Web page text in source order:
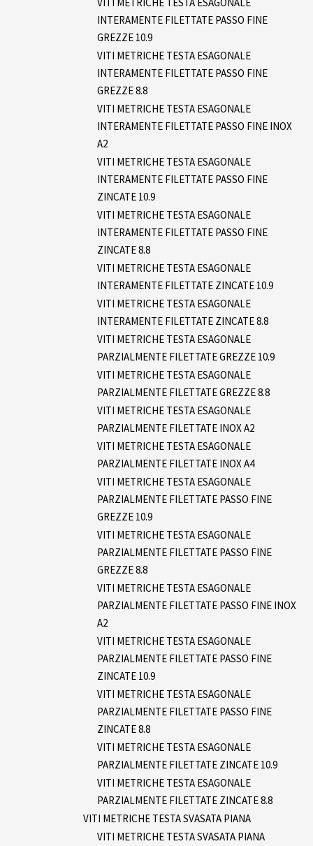
INTERAMENTE FILETTATE PASSO FINE
GREZZE 10.9
VITI METRICHE TESTA ESAGONALE
INTERAMENTE FILETTATE PASSO FINE
GREZZE 8.8
VITI METRICHE TESTA ESAGONALE
INTERAMENTE FILETTATE PASSO FINE INOX
A2
VITI METRICHE TESTA ESAGONALE
INTERAMENTE FILETTATE PASSO FINE
ZINCATE 10.9
VITI METRICHE TESTA ESAGONALE
INTERAMENTE FILETTATE PASSO FINE
ZINCATE 8.8
VITI METRICHE TESTA ESAGONALE
INTERAMENTE FILETTATE ZINCATE 10.9
VITI METRICHE TESTA ESAGONALE
INTERAMENTE FILETTATE ZINCATE 8.8
VITI METRICHE TESTA ESAGONALE
PARZIALMENTE FILETTATE GREZZE 10.9
VITI METRICHE TESTA ESAGONALE
PARZIALMENTE FILETTATE GREZZE 8.8
VITI METRICHE TESTA ESAGONALE
PARZIALMENTE FILETTATE INOX A2
VITI METRICHE TESTA ESAGONALE
PARZIALMENTE FILETTATE INOX A4
VITI METRICHE TESTA ESAGONALE
PARZIALMENTE FILETTATE PASSO FINE
GREZZE 10.9
VITI METRICHE TESTA ESAGONALE
PARZIALMENTE FILETTATE PASSO FINE
GREZZE 8.8
VITI METRICHE TESTA ESAGONALE
PARZIALMENTE FILETTATE PASSO FINE INOX
A2
VITI METRICHE TESTA ESAGONALE
PARZIALMENTE FILETTATE PASSO FINE
ZINCATE 10.9
VITI METRICHE TESTA ESAGONALE
PARZIALMENTE FILETTATE PASSO FINE
ZINCATE 8.8
VITI METRICHE TESTA ESAGONALE
PARZIALMENTE FILETTATE ZINCATE 10.9
VITI METRICHE TESTA ESAGONALE
PARZIALMENTE FILETTATE ZINCATE 8.8
VITI METRICHE TESTA SVASATA PIANA
VITI METRICHE TESTA SVASATA PIANA